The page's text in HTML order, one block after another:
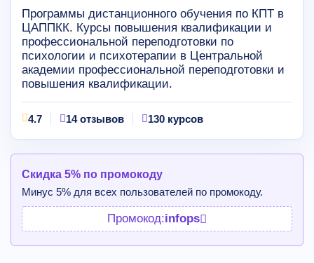
Программы дистанционного обучения по КПТ в
ЦАППКК. Курсы повышения квалификации и
профессиональной переподготовки по
психологии и психотерапии в Центральной
академии профессиональной переподготовки и
повышения квалификации.
4.7 14 отзывов 130 курсов
Скидка 5% по промокоду
Минус 5% для всех пользователей по промокоду.
Промокод:infops